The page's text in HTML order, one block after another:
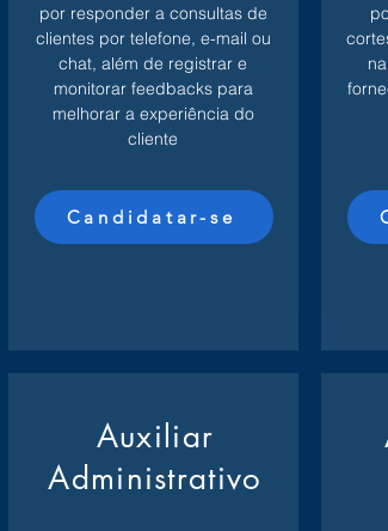
por responder a consultas de
clientes por telefone, e-mail ou
chat, além de registrar e
monitorar feedbacks para
melhorar a experiência do
cliente
Candidatar-se
Auxiliar
Administrativo